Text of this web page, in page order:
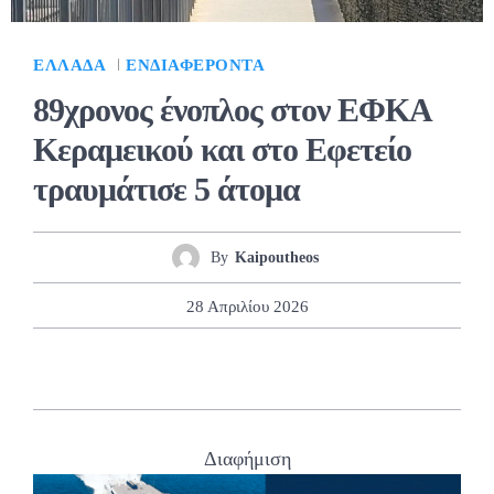
ΕΛΛΆΔΑ ΕΝΔΙΑΦΈΡΟΝΤΑ
89χρονος ένοπλος στον ΕΦΚΑ
Κεραμεικού και στο Εφετείο
τραυμάτισε 5 άτομα
By Kaipoutheos
28 Απριλίου 2026
Διαφήμιση